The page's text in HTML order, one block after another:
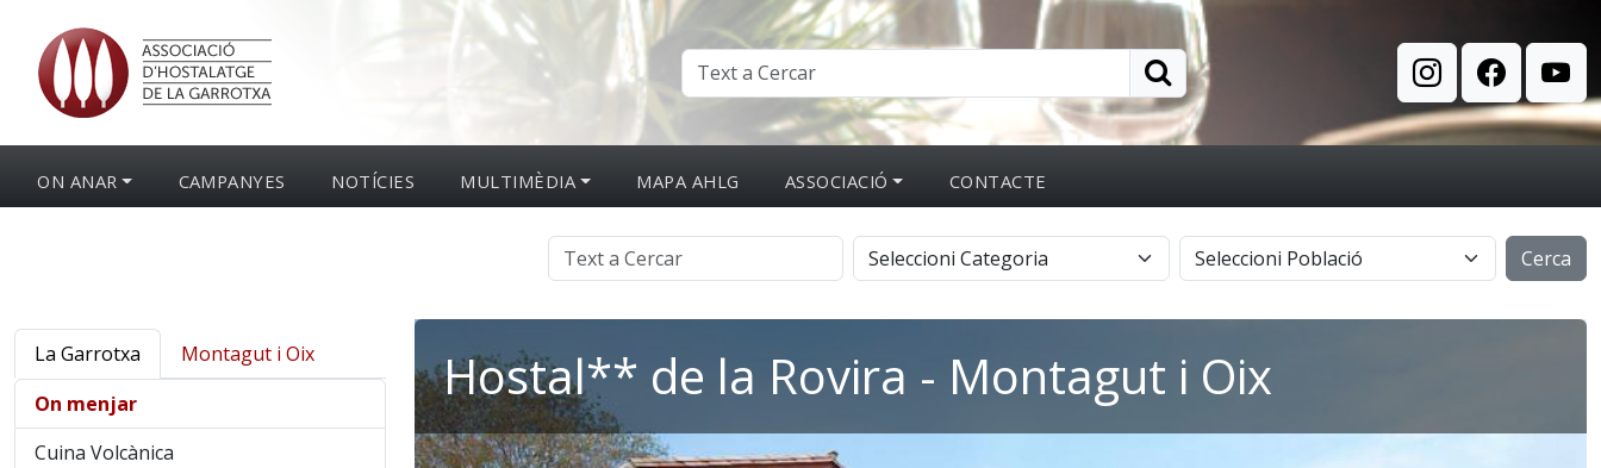
ON ANAR CAMPANYES NOTÍCIES MULTIMÈDIA MAPA AHLG ASSOCIACIÓ CONTACTE
Cerca
La Garrotxa
Montagut i Oix
On menjar
Cuina Volcànica
Hostal** de la Rovira - Montagut i Oix